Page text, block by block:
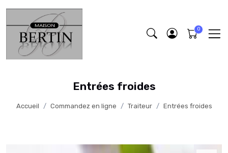
Entrées froides
Accueil Commandez en ligne Traiteur Entrées froides